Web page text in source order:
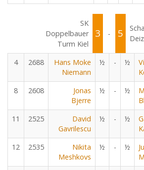
SK
Doppelbauer
Turm Kiel
3 - 5
4 2688
Hans Moke
Niemann
½ - ½
8 2608
Jonas
Bjerre
½ - ½
11 2525
David
Gavrilescu
½ - ½
12 2535
Nikita
Meshkovs
½ - ½